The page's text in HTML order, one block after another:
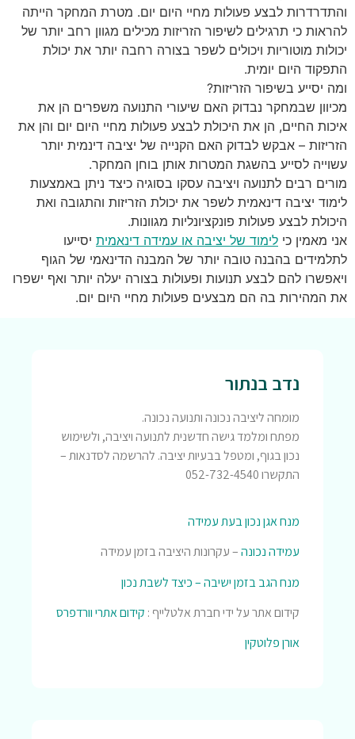
והתדרדרות לבצע פעולות מחיי היום יום. מטרת המחקר הייתה
להראות כי תרגילים לשיפור הזריזות מכילים מגוון רחב יותר של
יכולות מוטוריות ויכולים לשפר בצורה רחבה יותר את יכולת
התפקוד היום יומית.
ומה יסייע בשיפור הזריזות?
מכיוון שבמחקר נבדוק האם שיעורי התנועה משפרים הן את
איכות החיים, הן את היכולת לבצע פעולות מחיי היום יום והן את
הזריזות – אבקש לבדוק האם הקנייה של יציבה דינמית יותר
עשוייה לסייע בהשגת המטרות אותן בוחן המחקר.
מורים רבים לתנועה ויציבה עסקו בסוגיה כיצד ניתן באמצעות
לימוד יציבה דינאמית לשפר את יכולת הזריזות והתגובה ואת
היכולת לבצע פעולות פונקציונליות מגוונות.
אני מאמין כי לימוד של יציבה או עמידה דינאמית יסייעו
לתלמידים בהבנה טובה יותר של המבנה הדינאמי של הגוף
ויאפשרו להם לבצע תנועות ופעולות בצורה יעלה יותר ואף ישפרו
את המהירות בה הם מבצעים פעולות מחיי היום יום.
נדב בנתור
מומחה ליציבה נכונה ותנועה נכונה.
מפתח ומלמד גישה חדשנית לתנועה ויציבה, ולשימוש
נכון בגוף, ומטפל בבעיות יציבה. להרשמה לסדנאות –
התקשרו 052-732-4540
מנח אגן נכון בעת עמידה
עמידה נכונה– עקרונות היציבה בזמן עמידה
מנח הגב בזמן ישיבה – כיצד לשבת נכון
קידום אתר על ידי חברת אלטלייף : קידום אתרי וורדפרס
אורן פלוטקין